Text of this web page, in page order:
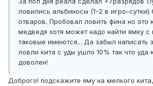
ловились альбиносы (1-2 в игро-сутки)
отваров. Пробовал ловить фина но это
медведя хотя может надо найти ямку
таковые имеются... Да забыл написать
ловли кита с уды ушло 10% так что уда
доволен!
Доброго! подскажите яму на мелкого